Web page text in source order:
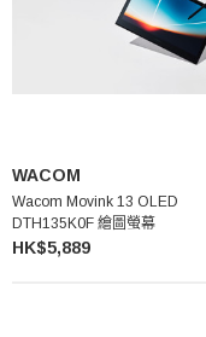
WACOM
Wacom Movink 13 OLED
DTH135K0F 繪圖螢幕
HK$5,889